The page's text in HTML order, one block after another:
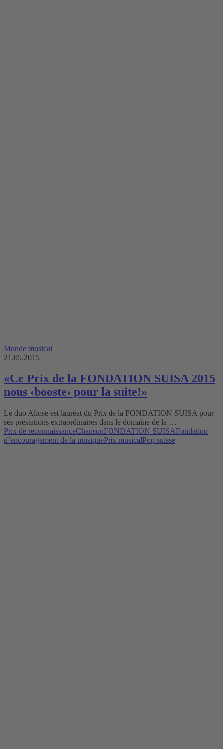
Monde musical
21.05.2015
«Ce Prix de la FONDATION SUISA 2015
nous ‹booste› pour la suite!»
Le duo Aliose est lauréat du Prix de la FONDATION SUISA pour
ses prestations extraordinaires dans le domaine de la …
Prix de reconnaissanceChansonFONDATION SUISAFondation
d’encouragement de la musiquePrix musicalPop suisse